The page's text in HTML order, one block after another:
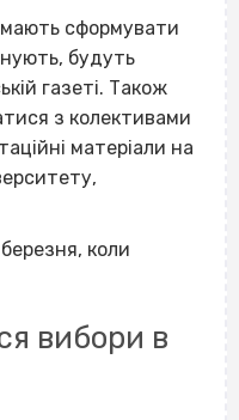
мають сформувати
будуть
газеті. Також
з колективами
матеріали на
коли
вибори в